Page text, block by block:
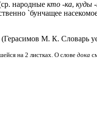
народные кто -ка, куды
`бунчащее
М. К. Словарь
на 2 листках. О слове дока